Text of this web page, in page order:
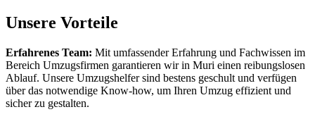
Unsere Vorteile
Erfahrenes Team: Mit umfassender Erfahrung und Fachwissen im
Bereich Umzugsfirmen garantieren wir in Muri einen reibungslosen
Ablauf. Unsere Umzugshelfer sind bestens geschult und verfügen
über das notwendige Know-how, um Ihren Umzug effizient und
sicher zu gestalten.